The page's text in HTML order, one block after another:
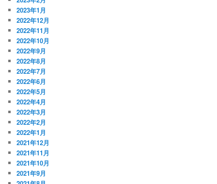
2023年1月
2022年12月
2022年11月
2022年10月
2022年9月
2022年8月
2022年7月
2022年6月
2022年5月
2022年4月
2022年3月
2022年2月
2022年1月
2021年12月
2021年11月
2021年10月
2021年9月